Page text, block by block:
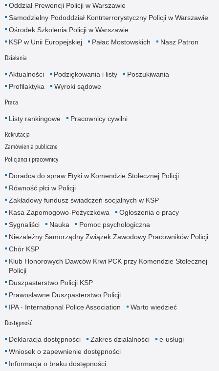
Oddział Prewencji Policji w Warszawie
Samodzielny Pododdział Kontrterrorystyczny Policji w Warszawie
Ośrodek Szkolenia Policji w Warszawie
KSP w Unii Europejskiej
Pałac Mostowskich Nasz Patron
Działania
Aktualności Podziękowania i listy
Poszukiwania
Profilaktyka
Wyroki sądowe
Praca
Listy rankingowe Pracownicy cywilni
Rekrutacja
Zamówienia publiczne
Policjanci i pracownicy
Doradca do spraw Etyki w Komendzie Stołecznej Policji
Równość płci w Policji
Zakładowy fundusz świadczeń socjalnych w KSP
Kasa Zapomogowo-Pożyczkowa
Ogłoszenia o pracy
Sygnaliści
Nauka
Pomoc psychologiczna
Niezależny Samorządny Związek Zawodowy Pracowników Policji
Chór KSP
Klub Honorowych Dawców Krwi PCK przy Komendzie Stołecznej
Policji
Duszpasterstwo Policji KSP
Prawosławne Duszpasterstwo Policji
IPA - International Police Association
Warto wiedzieć
Dostępność
Deklaracja dostępności Zakres działalności
e-usługi
Wniosek o zapewnienie dostępności
Informacja o braku dostępności